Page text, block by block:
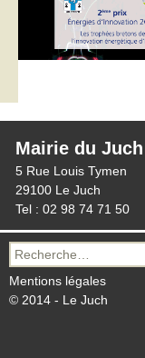
Mairie du Juch
5 Rue Louis Tymen
29100 Le Juch
Tel : 02 98 74 71 50
Recherche
pour :
Mentions légales
© 2014 - Le Juch